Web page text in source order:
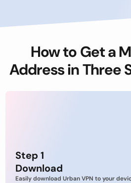
How to Get a
Address in Three
Step 1
Download
Easily download Urban VPN to your